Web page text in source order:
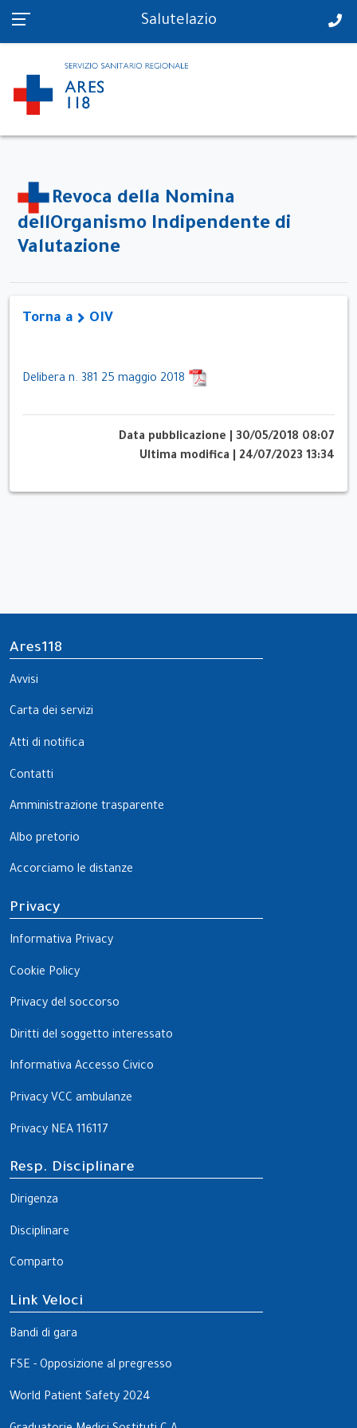
PS in tempo reale Salutelazio
Revoca della Nomina
dellOrganismo Indipendente di
Valutazione
Torna a OIV
Delibera n. 381 25 maggio 2018
Data pubblicazione
30/05/2018 08:07
Ultima modifica
24/07/2023 13:34
Ares118
Avvisi
Carta dei servizi
Atti di notifica
Contatti
Amministrazione trasparente
Albo pretorio
Accorciamo le distanze
Privacy
Informativa Privacy
Cookie Policy
Privacy del soccorso
Diritti del soggetto interessato
Informativa Accesso Civico
Privacy VCC ambulanze
Privacy NEA 116117
Resp. Disciplinare
Dirigenza
Disciplinare
Comparto
Link Veloci
Bandi di gara
FSE - Opposizione al pregresso
World Patient Safety 2024